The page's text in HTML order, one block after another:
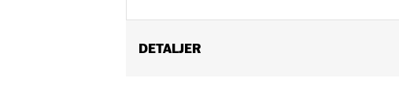
DETALJER